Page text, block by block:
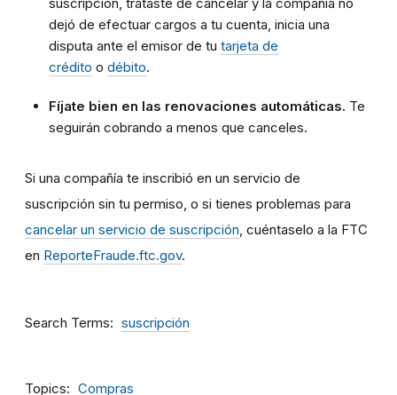
dejó de efectuar cargos a tu cuenta, inicia una
disputa ante el emisor de tu tarjeta de
crédito o débito.
Fíjate bien en las renovaciones automáticas. Te
seguirán cobrando a menos que canceles.
Si una compañía te inscribió en un servicio de
suscripción sin tu permiso, o si tienes problemas para
cancelar un servicio de suscripción, cuéntaselo a la FTC
en ReporteFraude.ftc.gov.
Search Terms suscripción
Topics Compras